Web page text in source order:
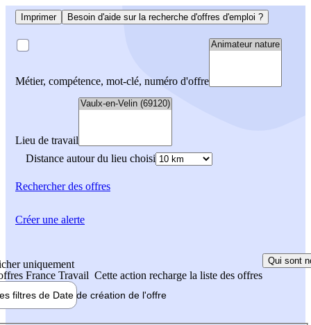
Imprimer Besoin d'aide sur la recherche d'offres d'emploi ?
Métier, compétence, mot-clé, numéro d'offre
Lieu de travail
Distance autour du lieu choisi
Rechercherdes offres
uniquement
France Travail Cette action recharge la liste des offres
Qui sont
filtres de Date de création de l'offre
Créer une alerte